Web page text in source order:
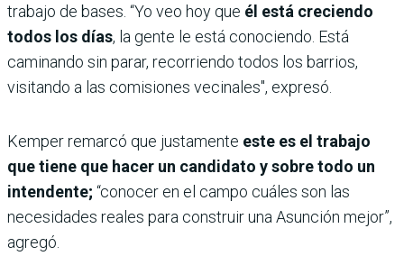
trabajo de bases. “Yo veo hoy que él está creciendo
todos los días, la gente le está conociendo. Está
caminando sin parar, recorriendo todos los barrios,
visitando a las comisiones vecinales", expresó.
Kemper remarcó que justamente este es el trabajo
que tiene que hacer un candidato y sobre todo un
intendente; “conocer en el campo cuáles son las
necesidades reales para construir una Asunción mejor”,
agregó.